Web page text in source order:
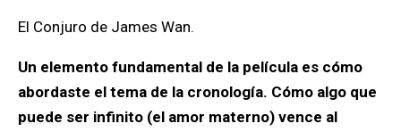
El Conjuro de James Wan.
Un elemento fundamental de la película es cómo
abordaste el tema de la cronología. Cómo algo que
puede ser infinito (el amor materno) vence al